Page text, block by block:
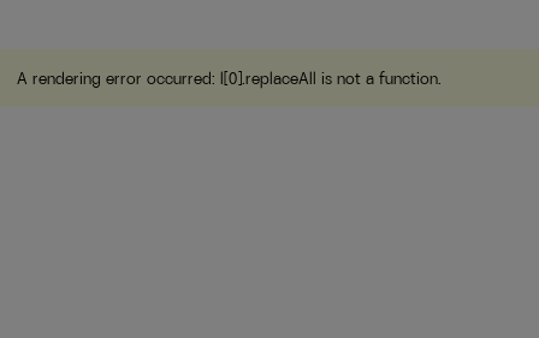
A rendering error occurred: l[0].replaceAll is not a function.